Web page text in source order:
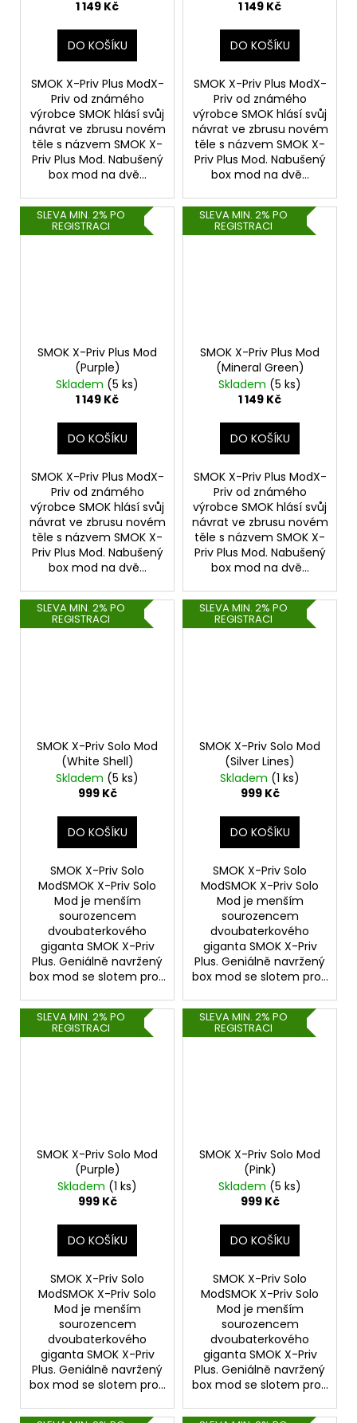
1 149 Kč
DO KOŠÍKU
SMOK X-Priv Plus ModX-
Priv od známého
výrobce SMOK hlásí svůj
návrat ve zbrusu novém
těle s názvem SMOK X-
Priv Plus Mod. Nabušený
box mod na dvě...
1 149 Kč
DO KOŠÍKU
SMOK X-Priv Plus ModX-
Priv od známého
výrobce SMOK hlásí svůj
návrat ve zbrusu novém
těle s názvem SMOK X-
Priv Plus Mod. Nabušený
box mod na dvě...
SLEVA MIN. 2% PO
REGISTRACI
SMOK X-Priv Plus Mod
(Purple)
Skladem (5 ks)
1 149 Kč
DO KOŠÍKU
SMOK X-Priv Plus ModX-
Priv od známého
výrobce SMOK hlásí svůj
návrat ve zbrusu novém
těle s názvem SMOK X-
Priv Plus Mod. Nabušený
box mod na dvě...
SLEVA MIN. 2% PO
REGISTRACI
SMOK X-Priv Plus Mod
(Mineral Green)
Skladem (5 ks)
1 149 Kč
DO KOŠÍKU
SMOK X-Priv Plus ModX-
Priv od známého
výrobce SMOK hlásí svůj
návrat ve zbrusu novém
těle s názvem SMOK X-
Priv Plus Mod. Nabušený
box mod na dvě...
SLEVA MIN. 2% PO
REGISTRACI
SMOK X-Priv Solo Mod
(White Shell)
Skladem (5 ks)
999 Kč
DO KOŠÍKU
SMOK X-Priv Solo
ModSMOK X-Priv Solo
Mod je menším
sourozencem
dvoubaterkového
giganta SMOK X-Priv
Plus. Geniálně navržený
box mod se slotem pro...
SLEVA MIN. 2% PO
REGISTRACI
SMOK X-Priv Solo Mod
(Silver Lines)
Skladem (1 ks)
999 Kč
DO KOŠÍKU
SMOK X-Priv Solo
ModSMOK X-Priv Solo
Mod je menším
sourozencem
dvoubaterkového
giganta SMOK X-Priv
Plus. Geniálně navržený
box mod se slotem pro...
SLEVA MIN. 2% PO
REGISTRACI
SMOK X-Priv Solo Mod
(Purple)
Skladem (1 ks)
999 Kč
DO KOŠÍKU
SMOK X-Priv Solo
ModSMOK X-Priv Solo
Mod je menším
sourozencem
dvoubaterkového
giganta SMOK X-Priv
Plus. Geniálně navržený
box mod se slotem pro...
SLEVA MIN. 2% PO
REGISTRACI
SMOK X-Priv Solo Mod
(Pink)
Skladem (5 ks)
999 Kč
DO KOŠÍKU
SMOK X-Priv Solo
ModSMOK X-Priv Solo
Mod je menším
sourozencem
dvoubaterkového
giganta SMOK X-Priv
Plus. Geniálně navržený
box mod se slotem pro...